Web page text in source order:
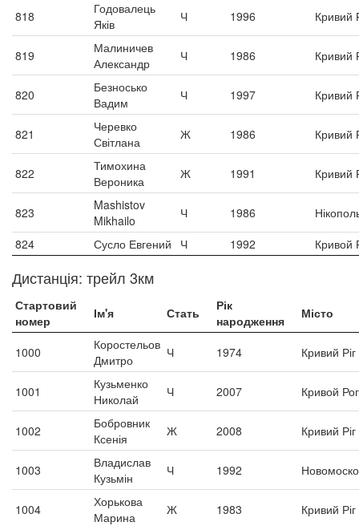
818
Годовалець
Яків
Ч 1996 Кривий
819
Малиничев
Александр
Ч 1986 Кривий
820
Безносько
Вадим
Ч 1997 Кривий
821
Черевко
Світлана
Ж 1986 Кривий
822
Тимохина
Вероника
Ж 1991 Кривий
823
Mashistov
Mikhailo
Ч 1986
824
Сусло Евгений Ч 1992 Кривой
Дистанція: трейл 3км
Стартовий
номер
Ім'я Стать
Рік
народження
Місто
1000
Коростельов
Дмитро
Ч 1974 Кривий Ріг
1001
Кузьменко
Николай
Ч 2007 Кривой Рог
1002
Бобровник
Ксенія
Ж 2008 Кривий Ріг
1003
Владислав
Кузьмін
Ч 1992
1004
Хорькова
Марина
Ж 1983 Кривий Ріг